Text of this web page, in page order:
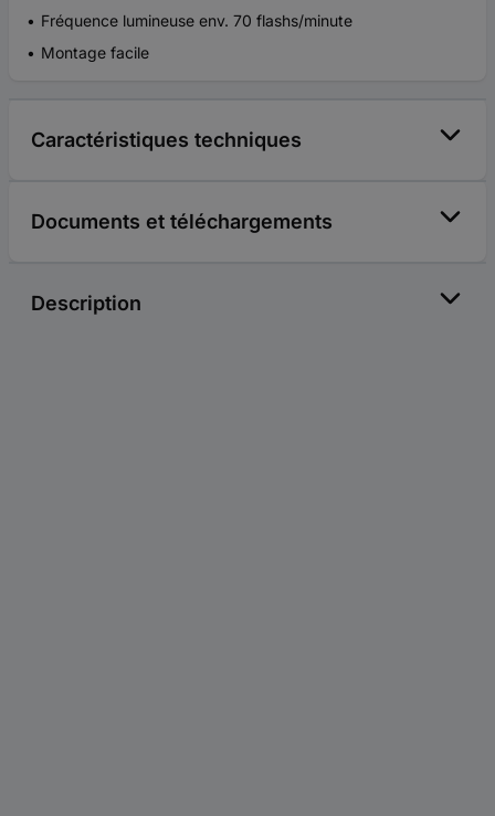
Fréquence lumineuse env. 70 flashs/minute
Montage facile
Caractéristiques techniques
Documents et téléchargements
Description